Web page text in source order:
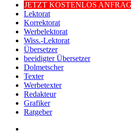
JETZT KOSTENLOS
Lektorat
Korrektorat
Werbelektorat
Wiss.-Lektorat
Übersetzer
beeidigter Übersetzer
Dolmetscher
Texter
Werbetexter
Redakteur
Grafiker
Ratgeber